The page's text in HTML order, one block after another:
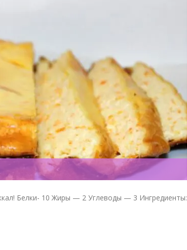
Белки- 10 Жиры — 2 Углеводы — 3 Ингредиенты: